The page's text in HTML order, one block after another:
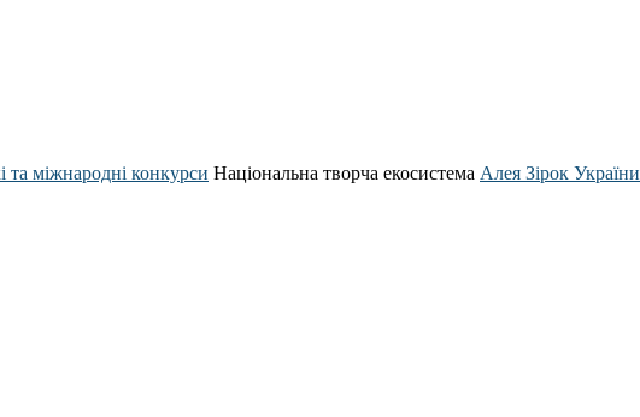
та міжнародні конкурси Національна творча екосистема Алея Зірок України